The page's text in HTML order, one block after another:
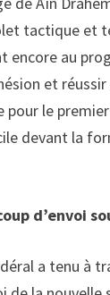
tactique et
encore au
et réussir
pour le
devant la
d’envoi
a tenu à